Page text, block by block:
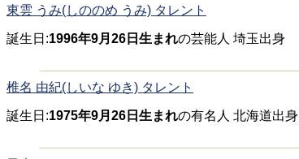
東雲 うみ(しののめ うみ) タレント
誕生日:1996年9月26日生まれの芸能人 埼玉出身
椎名 由紀(しいな ゆき) タレント
誕生日:1975年9月26日生まれの有名人 北海道出身